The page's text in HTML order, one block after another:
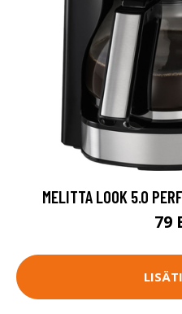
MELITTA LOOK 5.0
79